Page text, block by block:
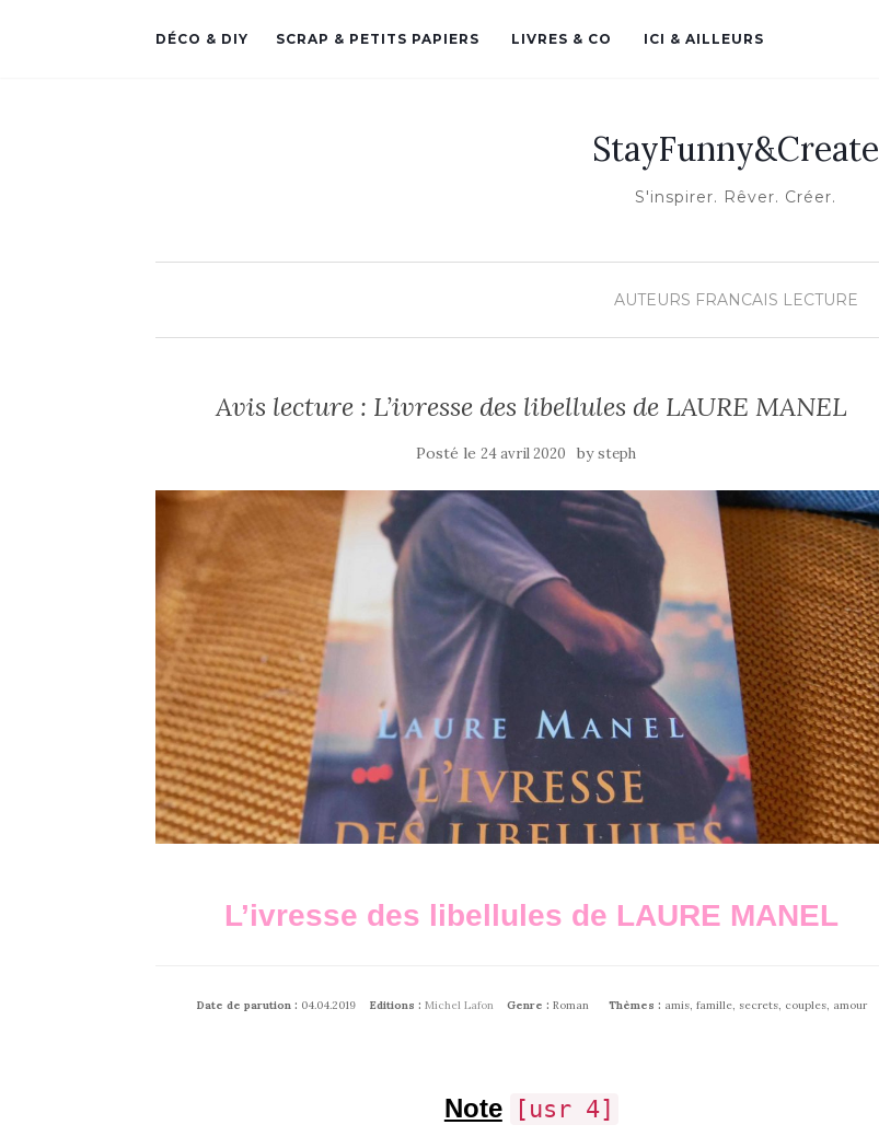
DÉCO & DIY SCRAP & PETITS PAPIERS LIVRES & CO ICI & AILLEURS
StayFunny&Create
S'inspirer. Rêver. Créer.
AUTEURS FRANCAIS LECTURE
Avis lecture : L’ivresse des libellules de LAURE MANEL
Posté le 24 avril 2020 bysteph
L’ivresse des libellules de LAURE MANEL
Date de parution : 04.04.2019 Editions : Michel Lafon Genre : Roman Thèmes : amis, famille, secrets, couples, amour
Note [usr 4]